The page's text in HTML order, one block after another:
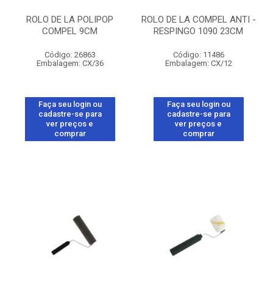
ROLO DE LA POLIPOP
COMPEL 9CM
Código: 26863
Embalagem: CX/36
Faça seu login ou
cadastre-se para
ver preços e
comprar
ROLO DE LA COMPEL ANTI -
RESPINGO 1090 23CM
Código: 11486
Embalagem: CX/12
Faça seu login ou
cadastre-se para
ver preços e
comprar